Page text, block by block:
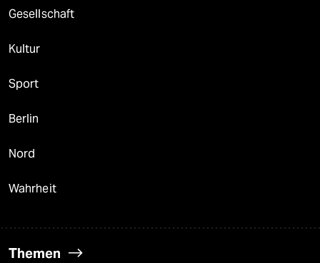
Gesellschaft
Kultur
Sport
Berlin
Nord
Wahrheit
Themen